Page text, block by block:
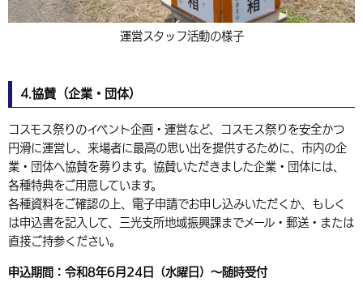
運営スタッフ活動の様子
4.協賛（企業・団体）
コスモス祭りのイベント企画・運営など、コスモス祭りを安全かつ
円滑に運営し、来場者に最高の思い出を提供するために、市内の企
業・団体へ協賛を募ります。協賛いただきました企業・団体には、
各種特典をご用意しています。
各種資料をご確認の上、電子申請でお申し込みいただくか、もしく
は申込書を記入して、三光支所地域振興課までメール・郵送・または
直接ご持参ください。
申込期間：令和8年6月24日（水曜日）～随時受付